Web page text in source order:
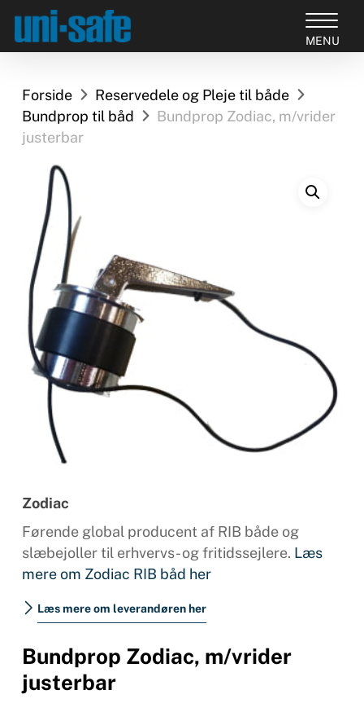
main
Forside
Reservedele og Pleje til både
Bundprop til båd
Bundprop Zodiac, m/vrider
justerbar
Zodiac
Førende global producent af RIB både og
slæbejoller til erhvervs- og fritidssejlere. Læs
mere om Zodiac RIB båd her
Læs mere om leverandøren her
Bundprop Zodiac, m/vrider
justerbar
Close